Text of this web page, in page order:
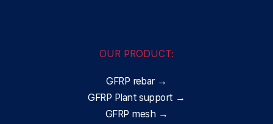
OUR PRODUCT:
GFRP rebar →
GFRP Plant support →
GFRP mesh →